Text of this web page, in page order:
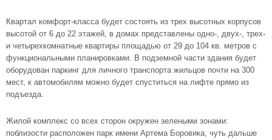
Квартал комфорт-класса будет состоять из трех высотных корпусов
высотой от 6 до 22 этажей, в домах представлены одно-, двух-, трех-
и четырехкомнатные квартиры площадью от 29 до 104 кв. метров с
функциональными планировками. В подземной части здания будет
оборудован паркинг для личного транспорта жильцов почти на 300
мест, к автомобилям можно будет спуститься на лифте прямо из
подъезда.
Жилой комплекс со всех сторон окружен зелеными зонами:
поблизости расположен парк имени Артема Боровика, чуть дальше